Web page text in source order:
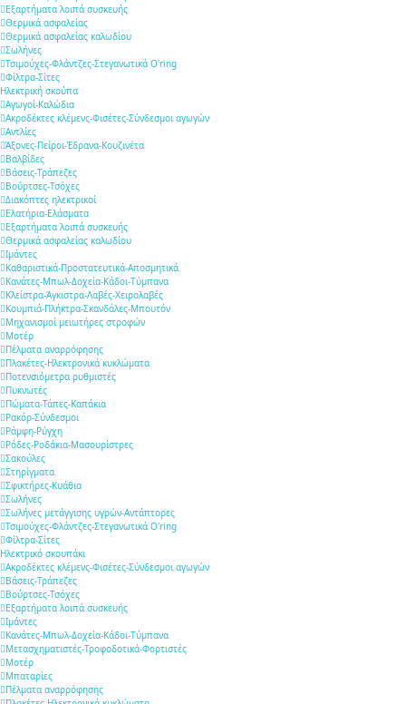
Εξαρτήματα λοιπά συσκευής
Θερμικά ασφαλείας
Θερμικά ασφαλείας καλωδίου
Σωλήνες
Τσιμούχες-Φλάντζες-Στεγανωτικά O'ring
Φίλτρα-Σίτες
Ηλεκτρική σκούπα
Αγωγοί-Καλώδια
Ακροδέκτες κλέμενς-Φισέτες-Σύνδεσμοι αγωγών
Αντλίες
Άξονες-Πείροι-Έδρανα-Κουζινέτα
Βαλβίδες
Βάσεις-Τράπεζες
Βούρτσες-Τσόχες
Διακόπτες ηλεκτρικοί
Ελατήρια-Ελάσματα
Εξαρτήματα λοιπά συσκευής
Θερμικά ασφαλείας καλωδίου
Ιμάντες
Καθαριστικά-Προστατευτικά-Αποσμητικά
Κανάτες-Μπωλ-Δοχεία-Κάδοι-Τύμπανα
Κλείστρα-Άγκιστρα-Λαβές-Χειρολαβές
Κουμπιά-Πλήκτρα-Σκανδάλες-Μπουτόν
Μηχανισμοί μειωτήρες στροφών
Μοτέρ
Πέλματα αναρρόφησης
Πλακέτες-Ηλεκτρονικά κυκλώματα
Ποτενσιόμετρα ρυθμιστές
Πυκνωτές
Πώματα-Τάπες-Καπάκια
Ρακόρ-Σύνδεσμοι
Ράμφη-Ρύγχη
Ρόδες-Ροδάκια-Μασουρίστρες
Σακούλες
Στηρίγματα
Σφικτήρες-Κυάθια
Σωλήνες
Σωλήνες μετάγγισης υγρών-Αντάπτορες
Τσιμούχες-Φλάντζες-Στεγανωτικά O'ring
Φίλτρα-Σίτες
Ηλεκτρικό σκουπάκι
Ακροδέκτες κλέμενς-Φισέτες-Σύνδεσμοι αγωγών
Βάσεις-Τράπεζες
Βούρτσες-Τσόχες
Εξαρτήματα λοιπά συσκευής
Ιμάντες
Κανάτες-Μπωλ-Δοχεία-Κάδοι-Τύμπανα
Μετασχηματιστές-Τροφοδοτικά-Φορτιστές
Μοτέρ
Μπαταρίες
Πέλματα αναρρόφησης